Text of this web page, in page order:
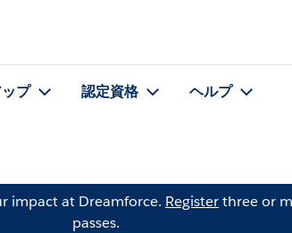
プ 認定資格 ヘルプ
impact at Dreamforce. Registerthree or
passes.